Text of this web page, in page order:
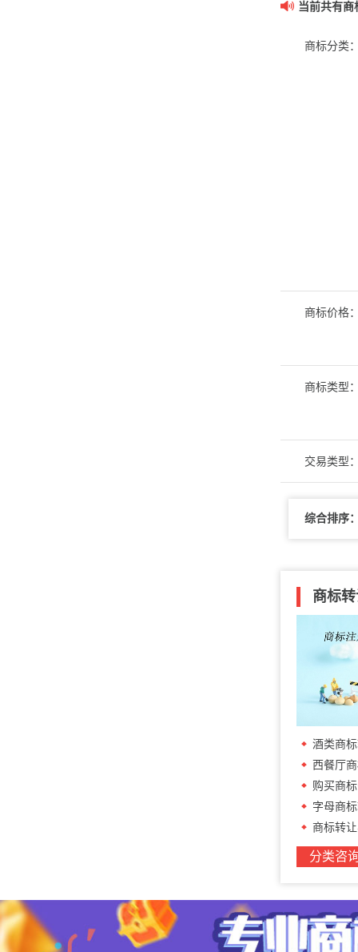
当前共有
商标分类
商标价格
商标类型
交易类型
综合排序
商标
酒类商
西餐厅商标
购买商标
字母商
商标转
分类咨